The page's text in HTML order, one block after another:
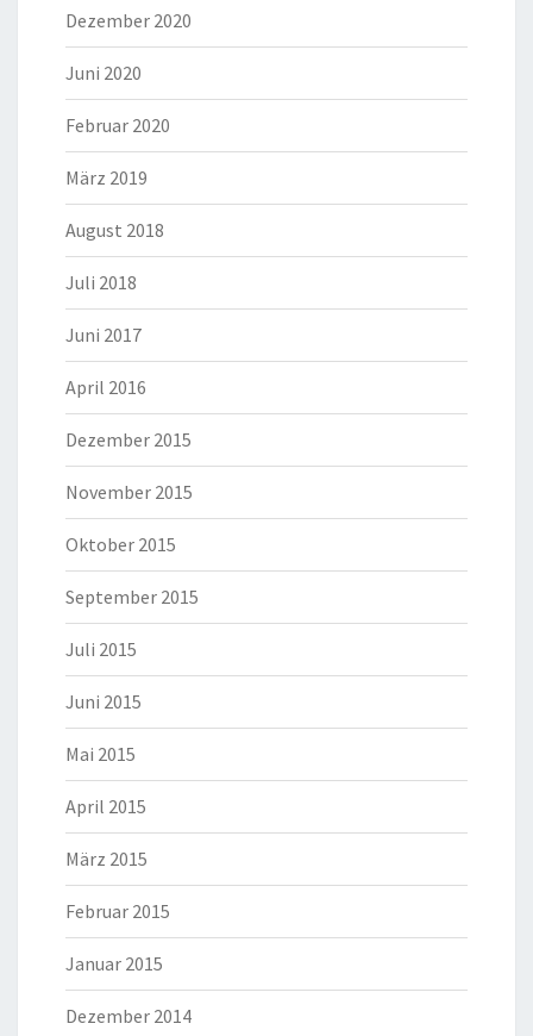
Dezember 2020
Juni 2020
Februar 2020
März 2019
August 2018
Juli 2018
Juni 2017
April 2016
Dezember 2015
November 2015
Oktober 2015
September 2015
Juli 2015
Juni 2015
Mai 2015
April 2015
März 2015
Februar 2015
Januar 2015
Dezember 2014